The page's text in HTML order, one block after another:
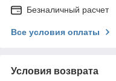
Безналичный расчет
Все условия оплаты
Условия возврата